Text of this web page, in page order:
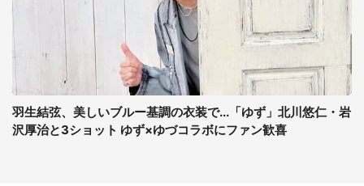
羽生結弦、美しいブルー基調の衣装で...「ゆず」北川悠仁・岩
沢厚治と3ショット ゆず×ゆづコラボにファン歓喜